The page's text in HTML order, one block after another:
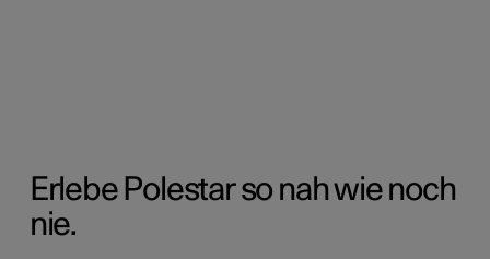
Erlebe Polestar so nah wie noch
nie.